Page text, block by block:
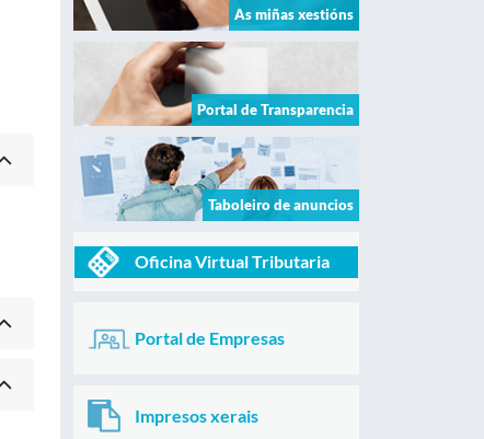
As miñas xestións
Portal de Transparencia
Taboleiro de anuncios
Oficina Virtual Tributaria
Portal de Empresas
Impresos xerais